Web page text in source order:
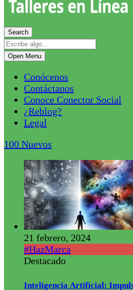
Search
Open Menu
Conócenos
Contáctanos
Conoce Conector Social
¿Reblog?
Legal
100 Nuevos
21 febrero, 2024
#HazMarca
Destacado
Inteligencia Artificial: